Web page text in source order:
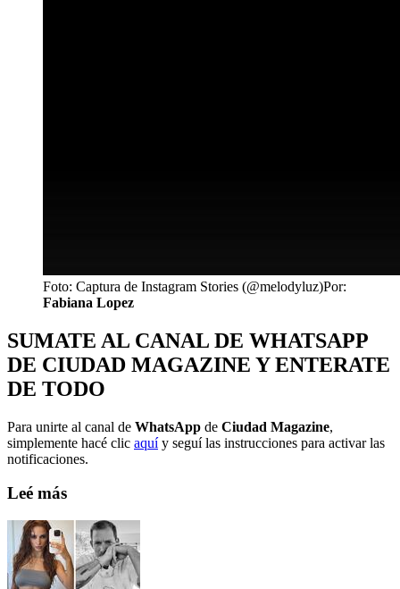
Foto: Captura de Instagram Stories (@melodyluz)Por:
Fabiana Lopez
SUMATE AL CANAL DE WHATSAPP
DE CIUDAD MAGAZINE Y ENTERATE
DE TODO
Para unirte al canal de WhatsApp de Ciudad Magazine,
simplemente hacé clic aquíy seguí las instrucciones para activar las
notificaciones.
Leé más